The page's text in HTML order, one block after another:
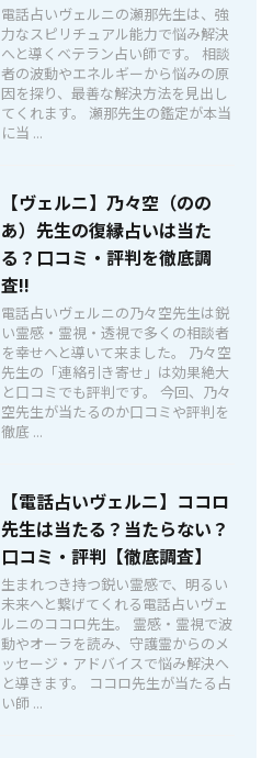
電話占いヴェルニの瀬那先生は、強
力なスピリチュアル能力で悩み解決
へと導くベテラン占い師です。 相談
者の波動やエネルギーから悩みの原
因を探り、最善な解決方法を見出し
てくれます。 瀬那先生の鑑定が本当
に当 ...
【ヴェルニ】乃々空（のの
あ）先生の復縁占いは当た
る？口コミ・評判を徹底調
査!!
電話占いヴェルニの乃々空先生は鋭
い霊感・霊視・透視で多くの相談者
を幸せへと導いて来ました。 乃々空
先生の「連絡引き寄せ」は効果絶大
と口コミでも評判です。 今回、乃々
空先生が当たるのか口コミや評判を
徹底 ...
【電話占いヴェルニ】ココロ
先生は当たる？当たらない？
口コミ・評判【徹底調査】
生まれつき持つ鋭い霊感で、明るい
未来へと繋げてくれる電話占いヴェ
ルニのココロ先生。 霊感・霊視で波
動やオーラを読み、守護霊からのメ
ッセージ・アドバイスで悩み解決へ
と導きます。 ココロ先生が当たる占
い師 ...